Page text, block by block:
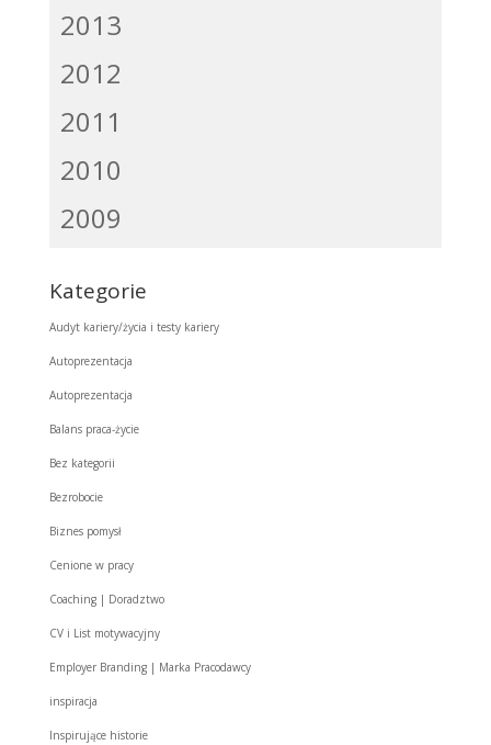
2013
2012
2011
2010
2009
Kategorie
Audyt kariery/życia i testy kariery
Autoprezentacja
Autoprezentacja
Balans praca-życie
Bez kategorii
Bezrobocie
Biznes pomysł
Cenione w pracy
Coaching | Doradztwo
CV i List motywacyjny
Employer Branding | Marka Pracodawcy
inspiracja
Inspirujące historie